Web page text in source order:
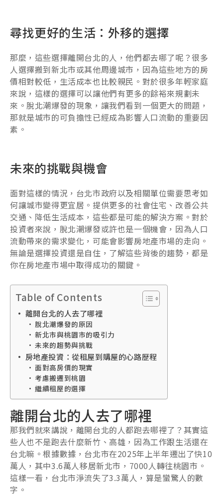
尋找更好的生活：外移的選擇
那麼，這些選擇離開台北的人，他們都去哪了呢？很多
人選擇搬到新北市或其他周邊城市，因為這些地方的房
價相對較低，生活成本也比較親民。對於很多年輕家庭
來說，這樣的選擇可以讓他們有更多的餘裕來規劃未
來。脫北潮爆發的現象，讓我們看到一個更大的問題，
那就是城市的可負擔性已經成為影響人口流動的重要因
素。
未來的挑戰與機會
面對這樣的情況，台北市政府以及相關單位需要思考如
何讓城市變得更宜居。提供更多的社會住宅、改善公共
交通、降低生活成本，這些都是可能的解決方案。對於
投資者來說，脫北潮爆發或許也是一個機會，因為人口
流動帶來的需求變化，可能會影響房地產市場的走向。
無論是選擇投資還是自住，了解這些背後的趨勢，都是
你在房地產市場中取得成功的關鍵。
Table of Contents
離開台北的人去了哪裡
脫北潮爆發的原因
新北市與桃園市的吸引力
未來的趨勢與挑戰
房地產投資：從租屋到購屋的心路歷程
面對高房價的現實
考慮搬遷到桃園
繼續租屋的選擇
離開台北的人去了哪裡
那我們就來講說，離開台北的人都跑去哪裡了？其實這
些人也不是跑去什麼新竹、高雄，因為工作跟生活還在
台北嘛。根據數據，台北市在2025年上半年遷出了快10
萬人，其中3.6萬人移居新北市，7000人轉往桃園市。
這樣一看，台北市淨流失了3.3萬人，算是蠻驚人的數
字。